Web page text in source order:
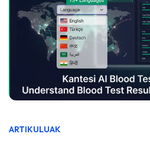
ARTIKULUAK